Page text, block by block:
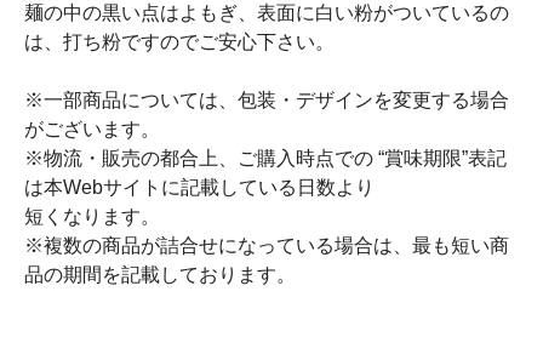
麺の中の黒い点はよもぎ、表面に白い粉がついているの
は、打ち粉ですのでご安心下さい。
※一部商品については、包装・デザインを変更する場合
がございます。
※物流・販売の都合上、ご購入時点での “賞味期限”表記
は本Webサイトに記載している日数より
短くなります。
※複数の商品が詰合せになっている場合は、最も短い商
品の期間を記載しております。